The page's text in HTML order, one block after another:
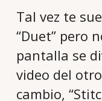
Tal vez te
“Duet” pero
pantalla se
video del
cambio,